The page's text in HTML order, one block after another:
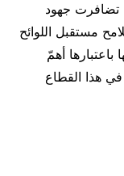
تضافرت جهود
مستقبل اللوائح
باعتبارها أهمّ
هذا القطاع